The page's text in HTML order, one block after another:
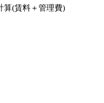
算(賃料＋管理費)